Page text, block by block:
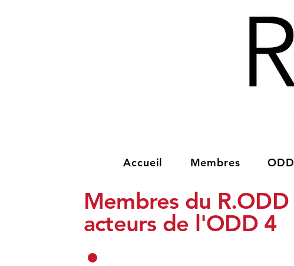
Accueil Membres ODD
Membres du R.ODD
acteurs de l'ODD 4